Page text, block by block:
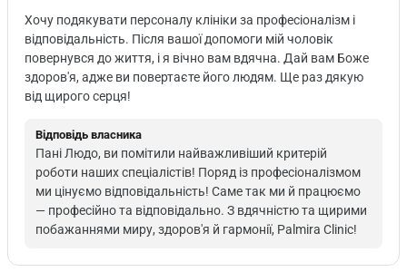
Хочу подякувати персоналу клініки за професіоналізм і
відповідальність. Після вашої допомоги мій чоловік
повернувся до життя, і я вічно вам вдячна. Дай вам Боже
здоров'я, адже ви повертаєте його людям. Ще раз дякую
від щирого серця!
Відповідь власника
Пані Людо, ви помітили найважливіший критерій
роботи наших спеціалістів! Поряд із професіоналізмом
ми цінуємо відповідальність! Саме так ми й працюємо
— професійно та відповідально. З вдячністю та щирими
побажаннями миру, здоров'я й гармонії, Palmira Clinic!